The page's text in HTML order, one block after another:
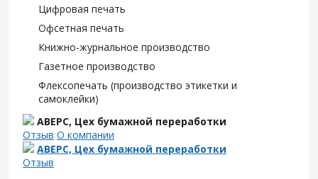
Цифровая печать
Офсетная печать
Книжно-журнальное производство
Газетное производство
Флексопечать (производство этикетки и
самоклейки)
АВЕРС, Цех бумажной переработки
Отзыв О компании
АВЕРС, Цех бумажной переработки
Отзыв